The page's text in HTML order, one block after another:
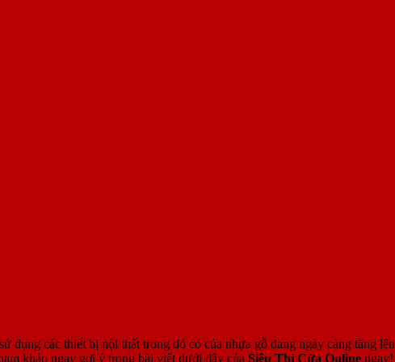
Mua Hàng Ở Đâu Chất Lượng?
các thiết bị nội thất trong đó có của nhựa gỗ đang ngày càng tăng
khảo ngay gợi ý trong bài viết dưới đây của Siêu Thị Cửa Online ngay!